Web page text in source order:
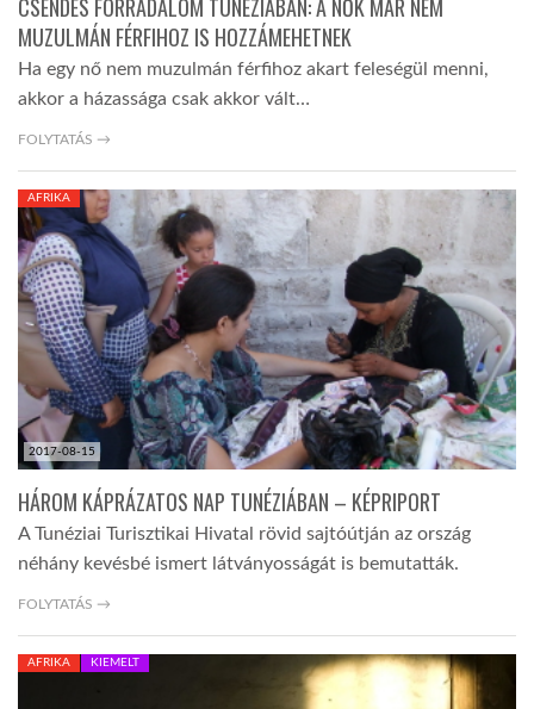
CSENDES FORRADALOM TUNÉZIÁBAN: A NŐK MÁR NEM
MUZULMÁN FÉRFIHOZ IS HOZZÁMEHETNEK
Ha egy nő nem muzulmán férfihoz akart feleségül menni,
akkor a házassága csak akkor vált…
FOLYTATÁS →
2017-08-15
AFRIKA
HÁROM KÁPRÁZATOS NAP TUNÉZIÁBAN – KÉPRIPORT
A Tunéziai Turisztikai Hivatal rövid sajtóútján az ország
néhány kevésbé ismert látványosságát is bemutatták.
FOLYTATÁS →
AFRIKA KIEMELT